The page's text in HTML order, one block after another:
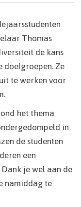
Thomas
de kans
Ze
te werken voor
het thema
in
de studenten
een
je wel aan de
namiddag te